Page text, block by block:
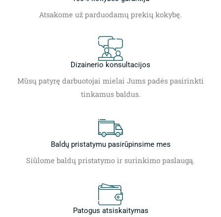
Atsakome už parduodamų prekių kokybę.
Dizainerio konsultacijos
Mūsų patyrę darbuotojai mielai Jums padės pasirinkti
tinkamus baldus.
Baldų pristatymu pasirūpinsime mes
Siūlome baldų pristatymo ir surinkimo paslaugą.
Patogus atsiskaitymas